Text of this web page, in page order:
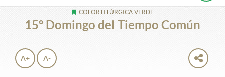
COLOR LITÚRGICA:VERDE
15º Domingo del Tiempo Común
A+ A-